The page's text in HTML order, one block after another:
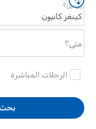
إلى أين؟
كينغز كانيون
متى؟
الرحلات المباشرة
بحث